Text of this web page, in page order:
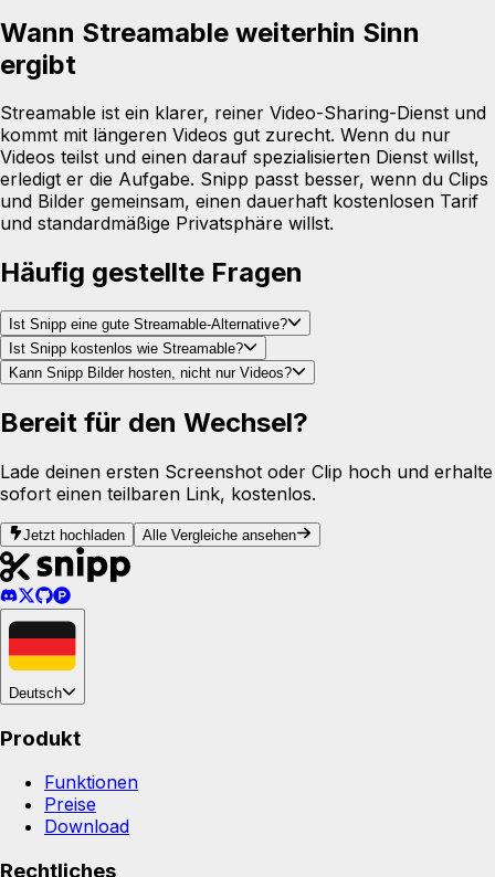
Wann Streamable weiterhin Sinn
ergibt
Streamable ist ein klarer, reiner Video-Sharing-Dienst und
kommt mit längeren Videos gut zurecht. Wenn du nur
Videos teilst und einen darauf spezialisierten Dienst willst,
erledigt er die Aufgabe. Snipp passt besser, wenn du Clips
und Bilder gemeinsam, einen dauerhaft kostenlosen Tarif
und standardmäßige Privatsphäre willst.
Häufig gestellte Fragen
Ist Snipp eine gute Streamable-Alternative?
Ist Snipp kostenlos wie Streamable?
Kann Snipp Bilder hosten, nicht nur Videos?
Bereit für den Wechsel?
Lade deinen ersten Screenshot oder Clip hoch und erhalte
sofort einen teilbaren Link, kostenlos.
Jetzt hochladen Alle Vergleiche ansehen
Deutsch
Produkt
Funktionen
Preise
Download
Rechtliches